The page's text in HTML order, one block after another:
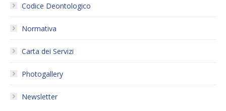
Codice Deontologico
Normativa
Carta dei Servizi
Photogallery
Newsletter